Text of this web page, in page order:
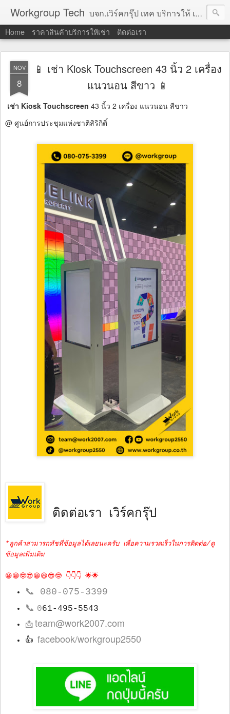
Workgroup Tech บจก.เวิร์คกรุ๊ป เทค บริการให้ เช่าคอมพิวเตอร์ โน้ตบุ๊ค โปรเจคเตอร์ ทีวีจอแบน จอทัชสกรีน ตู้คีออส วีดีโอวอล และอุปกรณ์อื่น ๆ บริการให้เช่าเป็น รายวัน
Home ราคาสินค้าบริการให้เช่า ติดต่อเรา
NOV
8
📱 เช่า Kiosk Touchscreen 43 นิ้ว 2 เครื่อง
แนวนอน สีขาว 📱
เช่า Kiosk Touchscreen 43 นิ้ว 2 เครื่อง แนวนอน สีขาว
@ ศูนย์การประชุมแห่งชาติสิริกิติ์
ติดต่อเรา เวิร์คกรุ๊ป
*ลูกค้าสามารถทัชที่ข้อมูลได้เลยนะครับ เพื่อความรวดเร็วในการติดต่อ/ดู
ข้อมูลเพิ่มเติม
😀😁🤓😎😀😃😎🤓 👇👇👇 🌟🌟
📞 080-075-3399
📞 061-495-5543
📩team@work2007.com
👍 facebook/workgroup2550